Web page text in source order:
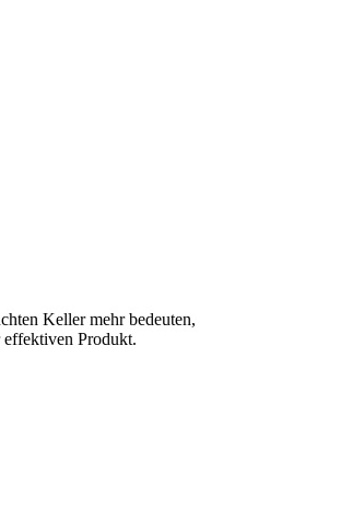
Keller mehr bedeuten,
effektiven Produkt.